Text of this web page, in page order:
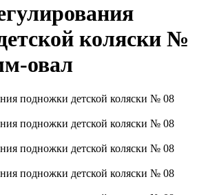
коляски №
овал